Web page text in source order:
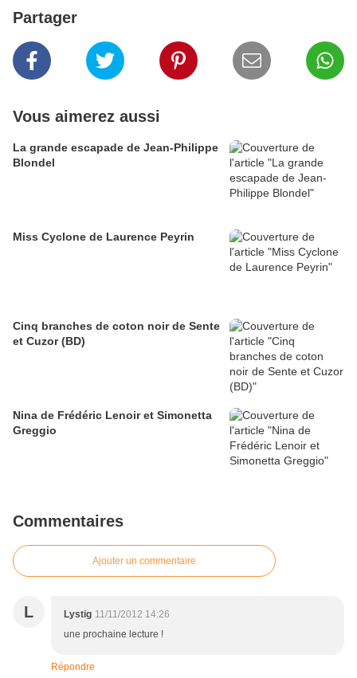
Partager
Vous aimerez aussi
La grande escapade de Jean-Philippe
Blondel
Miss Cyclone de Laurence Peyrin
Cinq branches de coton noir de Sente
et Cuzor (BD)
Nina de Frédéric Lenoir et Simonetta
Greggio
Commentaires
Ajouter un commentaire
L Lystig 11/11/2012 14:26
une prochaine lecture !
Répondre